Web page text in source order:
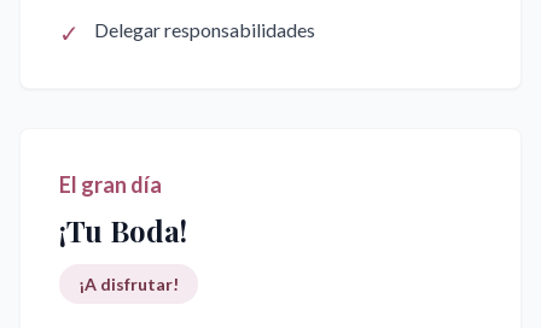
✓ Delegar responsabilidades
El gran día
¡Tu Boda!
¡A disfrutar!